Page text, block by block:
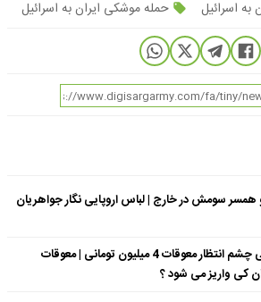
به اسرائیل حمله موشکی ایران به اسرائیل
سومش در خارج | لباس اروپایی نگار جواهریان
بازنشستگان تامین اجتماعی چشم انتظار معوقات 4 میلیون تومانی | معوقات
کی واریز می شود ؟